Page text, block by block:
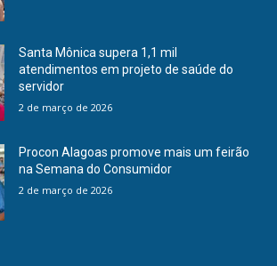
Santa Mônica supera 1,1 mil
atendimentos em projeto de saúde do
servidor
2 de março de 2026
Procon Alagoas promove mais um feirão
na Semana do Consumidor
2 de março de 2026